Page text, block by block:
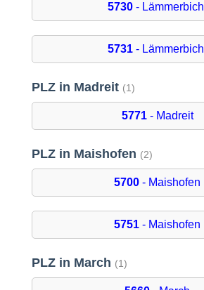
5730 - Lämmerbichl
5731 - Lämmerbichl
PLZ in Madreit (1)
5771- Madreit
PLZ in Maishofen (2)
5700 - Maishofen
5751 - Maishofen
PLZ in March (1)